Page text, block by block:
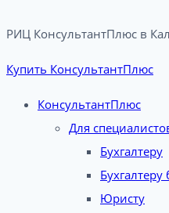
РИЦ КонсультантПлюс в
Купить КонсультантПлюс
КонсультантПлюс
Для
Бухгалтеру
Юристу